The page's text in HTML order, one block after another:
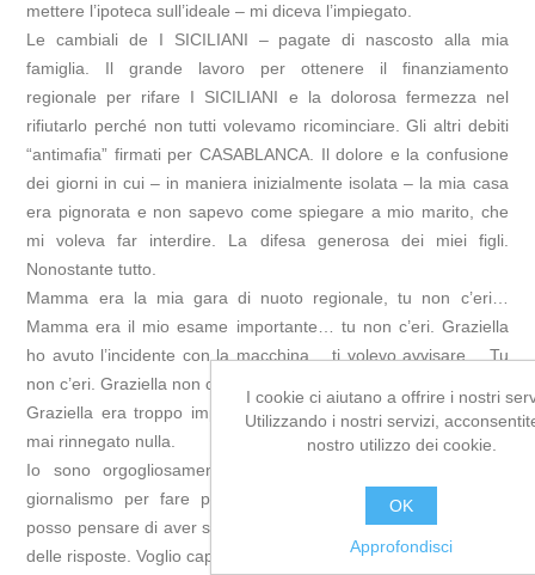
mettere l’ipoteca sull’ideale – mi diceva l’impiegato.
Le cambiali de I SICILIANI – pagate di nascosto alla mia
famiglia. Il grande lavoro per ottenere il finanziamento
regionale per rifare I SICILIANI e la dolorosa fermezza nel
rifiutarlo perché non tutti volevamo ricominciare. Gli altri debiti
“antimafia” firmati per CASABLANCA. Il dolore e la confusione
dei giorni in cui – in maniera inizialmente isolata – la mia casa
era pignorata e non sapevo come spiegare a mio marito, che
mi voleva far interdire. La difesa generosa dei miei figli.
Nonostante tutto.
Mamma era la mia gara di nuoto regionale, tu non c’eri…
Mamma era il mio esame importante… tu non c’eri. Graziella
ho avuto l’incidente con la macchina… ti volevo avvisare… Tu
non c’eri. Graziella non c’era mai.
Graziella era troppo impegnata nella lotta alla mafia. Non ho
mai rinnegato nulla.
Io sono orgogliosamente comunista e antimafiosa. Faccio
giornalismo per fare politica e informazione antimafia. Non
posso pensare di aver sbagliato tutto. Non voglio. Devo trovare
delle risposte. Voglio capire ciò che sta succedendo.
I cookie ci aiutano a offrire i nostri
Utilizzando i nostri servizi,
nostro utilizzo dei cookie.
OK
Approfondisci